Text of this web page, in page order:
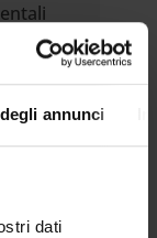
annunci
dati